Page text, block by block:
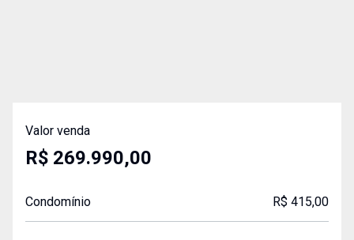
Valor venda
R$ 269.990,00
Condomínio R$ 415,00